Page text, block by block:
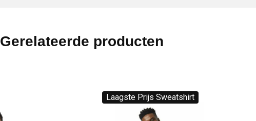
Gerelateerde producten
Laagste Prijs Sweatshirt